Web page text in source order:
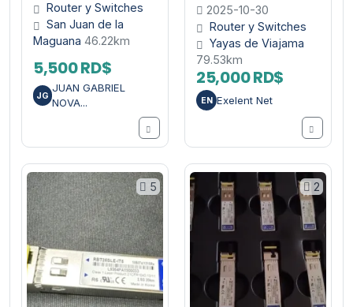
Router y Switches
San Juan de la
Maguana 46.22km
5,500 RD$
JG
JUAN GABRIEL
NOVA...
2025-10-30
Router y Switches
Yayas de Viajama
79.53km
25,000 RD$
EN Exelent Net
5 2